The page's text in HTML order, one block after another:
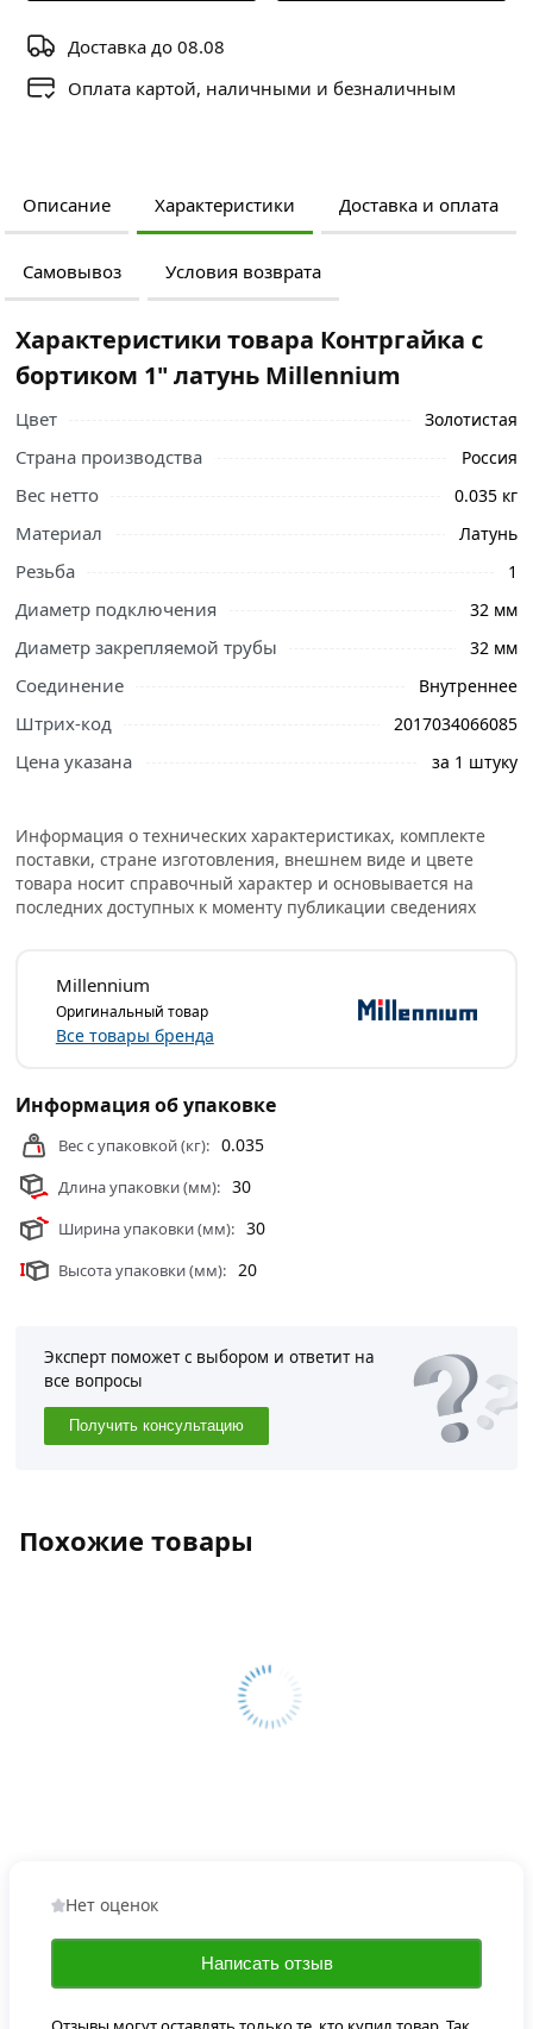
Доставка до 08.08
Оплата картой, наличными и безналичным
Описание Характеристики Доставка и оплата
Самовывоз Условия возврата
Ознакомьтесь с подробными характеристиками,
профессиональные менеджеры обработают заказ и
свяжутся с Вами для согласования условий доставки
или самовывоза.
действительны в Москве и области.
Характеристики товара Контргайка с
бортиком 1" латунь Millennium
Цвет Золотистая
Страна производства Россия
Вес нетто 0.035 кг
Материал Латунь
Резьба 1
Диаметр подключения 32 мм
Диаметр закрепляемой трубы 32 мм
Соединение Внутреннее
Штрих-код 2017034066085
Цена указана за 1 штуку
Информация о технических характеристиках, комплекте
поставки, стране изготовления, внешнем виде и цвете
товара носит справочный характер и основывается на
последних доступных к моменту публикации сведениях
Millennium
Оригинальный товар
Все товары бренда
Информация об упаковке
Вес с упаковкой (кг): 0.035
Длина упаковки (мм): 30
Ширина упаковки (мм): 30
Высота упаковки (мм): 20
Эксперт поможет с выбором и ответит на
все вопросы
Получить консультацию
Похожие товары
Нет оценок
Написать отзыв